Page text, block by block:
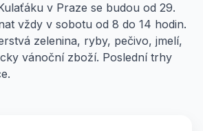
v Praze se budou od 29.
vždy v sobotu od 8 do 14 hodin.
zelenina, ryby, pečivo, jmelí,
vánoční zboží. Poslední trhy